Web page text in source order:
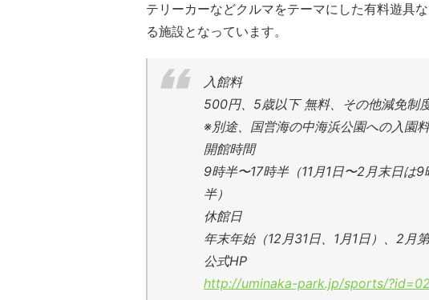
テリーカーなどクルマをテーマにした有料遊具
る施設となっています。
入館料
500円、5歳以下 無料、その他減免制
※別途、国営海の中海浜公園への入園
開館時間
9時半〜17時半（11月1日〜2月末日は
半）
休館日
年末年始（12月31日、1月1日）、2月
公式HP
http://uminaka-park.jp/sports/